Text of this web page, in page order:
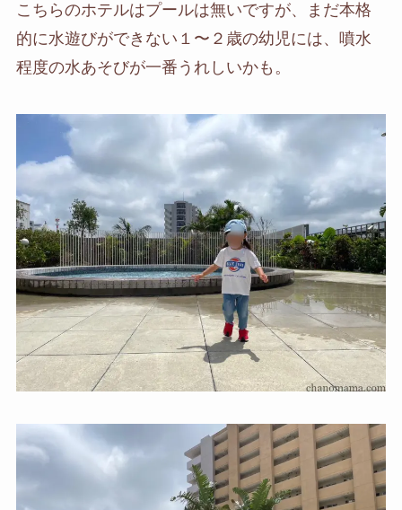
こちらのホテルはプールは無いですが、まだ本格
的に水遊びができない１〜２歳の幼児には、噴水
程度の水あそびが一番うれしいかも。